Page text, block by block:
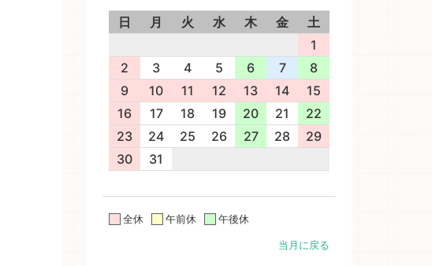
日 月 火 水 木 金
土
1
2
3 4 5 6 7
8
9
10 11 12 13 14
15
16
17 18 19 20 21
22
23
24 25 26 27 28
29
30
31
全休 午前休 午後休
当月に戻る